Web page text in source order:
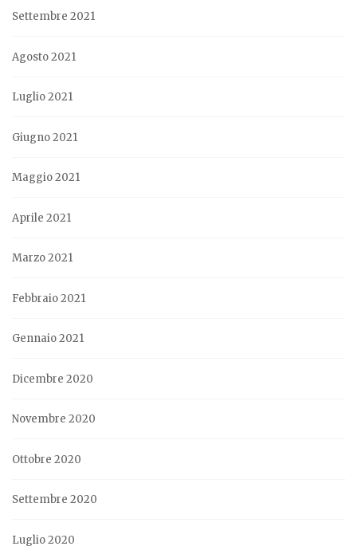
Settembre 2021
Agosto 2021
Luglio 2021
Giugno 2021
Maggio 2021
Aprile 2021
Marzo 2021
Febbraio 2021
Gennaio 2021
Dicembre 2020
Novembre 2020
Ottobre 2020
Settembre 2020
Luglio 2020